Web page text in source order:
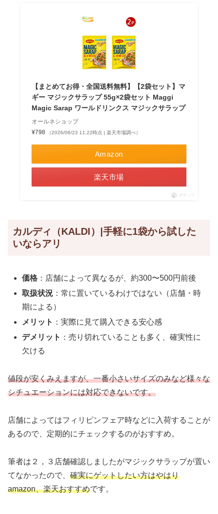
【まとめてお得・全国送料無料】【2袋セット】マ
ギー マジックサラップ 55g×2袋セット Maggi
Magic Sarap ワールドリンクス マジックサラップ
オールネショップ
¥798
（2026/06/23 11:22時点 | 楽天市場調べ）
Amazon
楽天市場
ポチップ
カルディ（KALDI）|手軽に1袋から試した
いならアリ
価格 ：店舗によって異なるが、約300〜500円前後
取扱状況 ：常に置いているわけではない（店舗・時
期による）
メリット ：実際に見て購入できる安心感
デメリット ：売り切れていることも多く、確実性に
欠ける
値段が安くみえますが、一番小さいサイズのみなど様々な
シチュエーションには対応できないです。
店舗によってはフィリピンフェア時などに入荷することが
あるので、定期的にチェックするのがおすすめ。
筆者は２，３店舗確認しましたがマジックサラップが置い
てなかったので、 確実にゲットしたい方はやはり
amazon、楽天おすすめです。